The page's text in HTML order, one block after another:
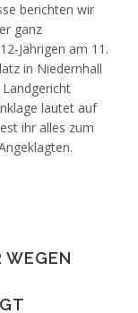
berichten wir
ganz
Jährigen am 11.
in Niedernhall
lautet auf
ihr alles zum
WEGEN